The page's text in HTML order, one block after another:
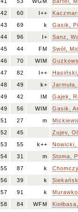
42
60 I++
43
69 k
Gasik,
44
96 I+
Sanz,
45
44 FM
Swół,
46
70 WIM
47
82 I++
48
49 k+
Jarmuła,
49
42 IM
Gajek,
49
56 WIM
Gasik,
51
27 m
52
45
Zujev,
53
55 k++
54
31 m
Stoma,
55
87 k
56
39 k
57
91 k
58
84 WFM